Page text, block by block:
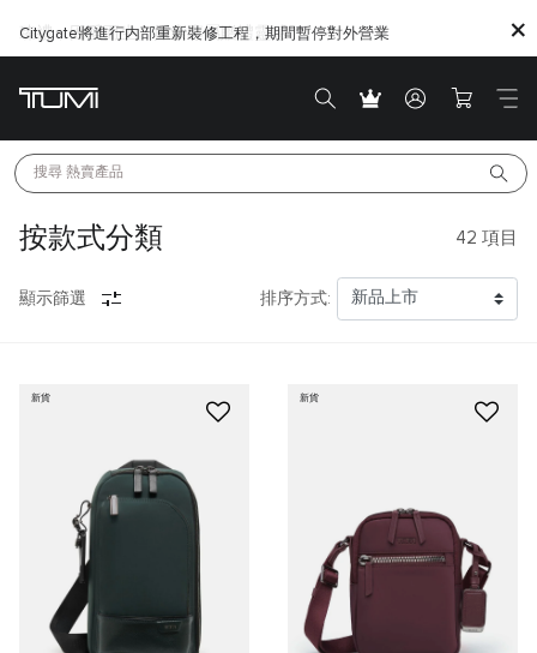
Citygate將進行内部重新裝修工程，期間暫停對外營業
搜尋 熱賣產品
按款式分類 42 項目
顯示篩選 排序方式:
新貨 新貨